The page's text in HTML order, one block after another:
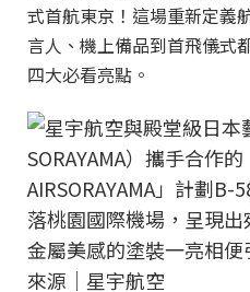
式首航東京！這場重新定義
言人、機上備品到首飛儀式
四大必看亮點。